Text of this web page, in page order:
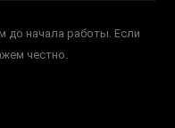
до начала работы. Если
честно.